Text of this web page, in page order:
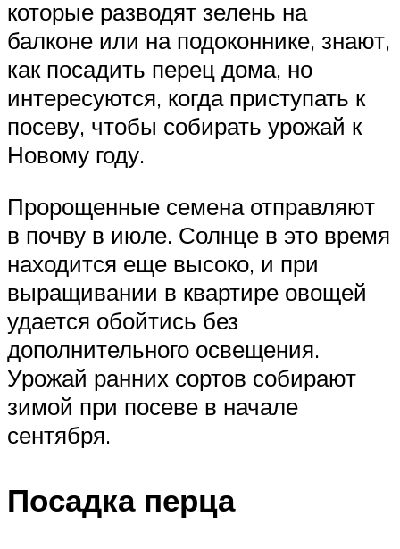
которые разводят зелень на
балконе или на подоконнике, знают,
как посадить перец дома, но
интересуются, когда приступать к
посеву, чтобы собирать урожай к
Новому году.
Пророщенные семена отправляют
в почву в июле. Солнце в это время
находится еще высоко, и при
выращивании в квартире овощей
удается обойтись без
дополнительного освещения.
Урожай ранних сортов собирают
зимой при посеве в начале
сентября.
Посадка перца